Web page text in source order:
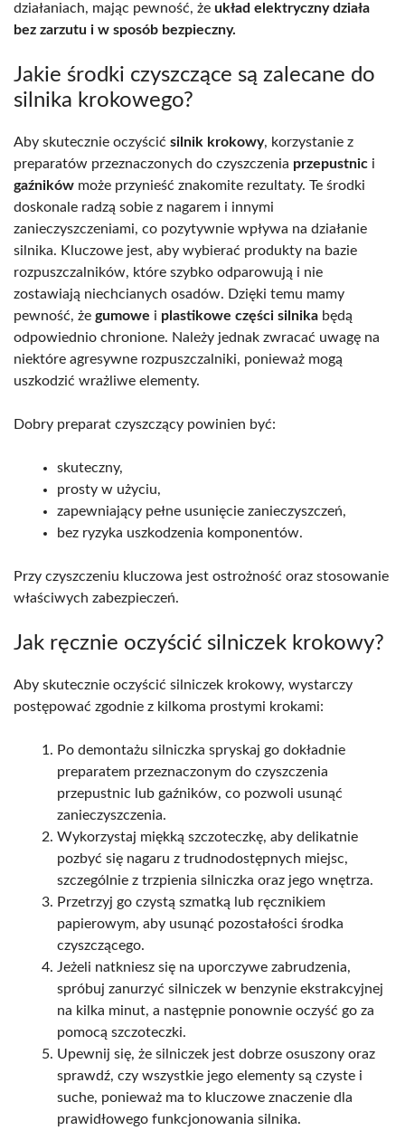
działaniach, mając pewność, że układ elektryczny działa
bez zarzutu i w sposób bezpieczny.
Jakie środki czyszczące są zalecane do
silnika krokowego?
Aby skutecznie oczyścić silnik krokowy, korzystanie z
preparatów przeznaczonych do czyszczenia przepustnic i
gaźników może przynieść znakomite rezultaty. Te środki
doskonale radzą sobie z nagarem i innymi
zanieczyszczeniami, co pozytywnie wpływa na działanie
silnika. Kluczowe jest, aby wybierać produkty na bazie
rozpuszczalników, które szybko odparowują i nie
zostawiają niechcianych osadów. Dzięki temu mamy
pewność, że gumowe i plastikowe części silnika będą
odpowiednio chronione. Należy jednak zwracać uwagę na
niektóre agresywne rozpuszczalniki, ponieważ mogą
uszkodzić wrażliwe elementy.
Dobry preparat czyszczący powinien być:
skuteczny,
prosty w użyciu,
zapewniający pełne usunięcie zanieczyszczeń,
bez ryzyka uszkodzenia komponentów.
Przy czyszczeniu kluczowa jest ostrożność oraz stosowanie
właściwych zabezpieczeń.
Jak ręcznie oczyścić silniczek krokowy?
Aby skutecznie oczyścić silniczek krokowy, wystarczy
postępować zgodnie z kilkoma prostymi krokami:
Po demontażu silniczka spryskaj go dokładnie
preparatem przeznaczonym do czyszczenia
przepustnic lub gaźników, co pozwoli usunąć
zanieczyszczenia.
Wykorzystaj miękką szczoteczkę, aby delikatnie
pozbyć się nagaru z trudnodostępnych miejsc,
szczególnie z trzpienia silniczka oraz jego wnętrza.
Przetrzyj go czystą szmatką lub ręcznikiem
papierowym, aby usunąć pozostałości środka
czyszczącego.
Jeżeli natkniesz się na uporczywe zabrudzenia,
spróbuj zanurzyć silniczek w benzynie ekstrakcyjnej
na kilka minut, a następnie ponownie oczyść go za
pomocą szczoteczki.
Upewnij się, że silniczek jest dobrze osuszony oraz
sprawdź, czy wszystkie jego elementy są czyste i
suche, ponieważ ma to kluczowe znaczenie dla
prawidłowego funkcjonowania silnika.